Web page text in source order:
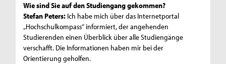
Wie sind Sie auf den Studiengang gekommen?
Stefan Peters: Ich habe mich über das Internetportal
„Hochschulkompass“ informiert, der angehenden
Studierenden einen Überblick über alle Studiengänge
verschafft. Die Informationen haben mir bei der
Orientierung geholfen.